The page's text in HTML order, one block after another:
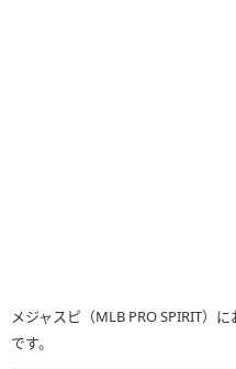
メジャスピ（MLB PRO SPIRIT）
です。